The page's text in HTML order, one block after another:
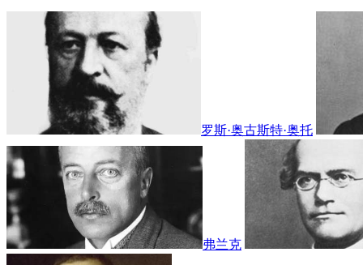
罗斯·奥古斯特·奥托
弗兰克